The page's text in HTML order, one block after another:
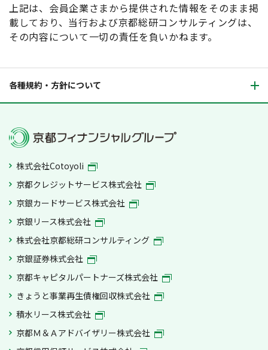
上記は、会員企業さまから提供された情報をそのまま掲
載しており、当行および京都総研コンサルティングは、
その内容について一切の責任を負いかねます。
各種規約・方針について
株式会社Cotoyoli
京都クレジットサービス株式会社
京銀カードサービス株式会社
京銀リース株式会社
株式会社京都総研コンサルティング
京銀証券株式会社
京都キャピタルパートナーズ株式会社
きょうと事業再生債権回収株式会社
積水リース株式会社
京都Ｍ＆Ａアドバイザリー株式会社